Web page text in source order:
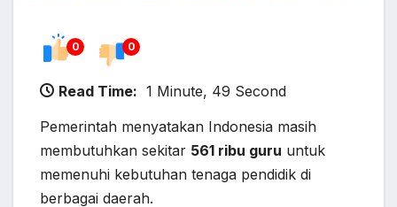
0 0
Read Time: 1 Minute, 49 Second
Pemerintah menyatakan Indonesia masih
membutuhkan sekitar 561 ribu guru untuk
memenuhi kebutuhan tenaga pendidik di
berbagai daerah.